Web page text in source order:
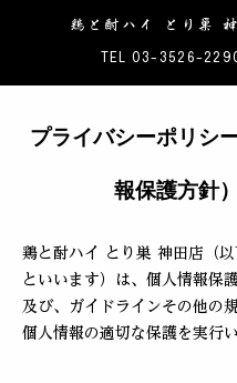
鶏と酎ハイ とり巣
TEL 03-3526-
プライバシーポリシ
報保護方針）
鶏と酎ハイ とり巣 神田店（以
といいます）は、個人情報保
及び、ガイドラインその他の
個人情報の適切な保護を実行い